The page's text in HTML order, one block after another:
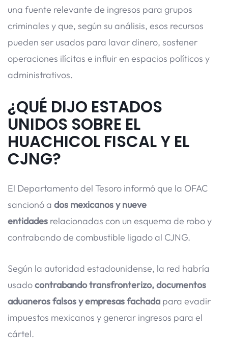
una fuente relevante de ingresos para grupos
criminales y que, según su análisis, esos recursos
pueden ser usados para lavar dinero, sostener
operaciones ilícitas e influir en espacios políticos y
administrativos.
¿QUÉ DIJO ESTADOS
UNIDOS SOBRE EL
HUACHICOL FISCAL Y EL
CJNG?
El Departamento del Tesoro informó que la OFAC
sancionó a dos mexicanos y nueve
entidades relacionadas con un esquema de robo y
contrabando de combustible ligado al CJNG.
Según la autoridad estadounidense, la red habría
usadocontrabando transfronterizo, documentos
aduaneros falsos y empresas fachada para evadir
impuestos mexicanos y generar ingresos para el
cártel.